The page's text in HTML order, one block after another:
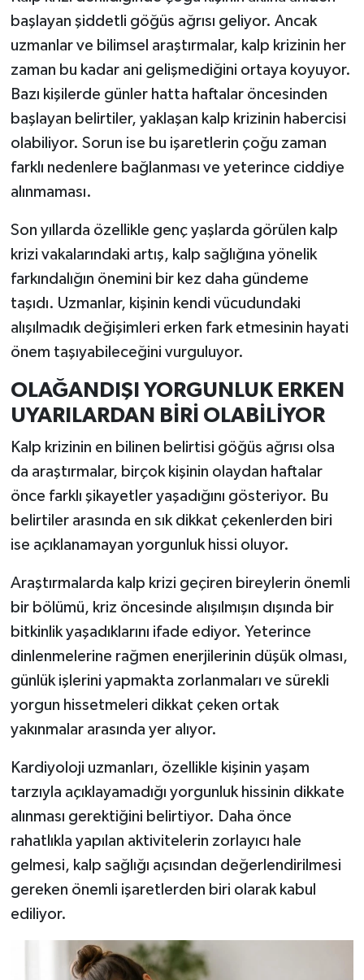
başlayan şiddetli göğüs ağrısı geliyor. Ancak
uzmanlar ve bilimsel araştırmalar, kalp krizinin her
zaman bu kadar ani gelişmediğini ortaya koyuyor.
Bazı kişilerde günler hatta haftalar öncesinden
başlayan belirtiler, yaklaşan kalp krizinin habercisi
olabiliyor. Sorun ise bu işaretlerin çoğu zaman
farklı nedenlere bağlanması ve yeterince ciddiye
alınmaması.
Son yıllarda özellikle genç yaşlarda görülen kalp
krizi vakalarındaki artış, kalp sağlığına yönelik
farkındalığın önemini bir kez daha gündeme
taşıdı. Uzmanlar, kişinin kendi vücudundaki
alışılmadık değişimleri erken fark etmesinin hayati
önem taşıyabileceğini vurguluyor.
OLAĞANDIŞI YORGUNLUK ERKEN
UYARILARDAN BİRİ OLABİLİYOR
Kalp krizinin en bilinen belirtisi göğüs ağrısı olsa
da araştırmalar, birçok kişinin olaydan haftalar
önce farklı şikayetler yaşadığını gösteriyor. Bu
belirtiler arasında en sık dikkat çekenlerden biri
ise açıklanamayan yorgunluk hissi oluyor.
Araştırmalarda kalp krizi geçiren bireylerin önemli
bir bölümü, kriz öncesinde alışılmışın dışında bir
bitkinlik yaşadıklarını ifade ediyor. Yeterince
dinlenmelerine rağmen enerjilerinin düşük olması,
günlük işlerini yapmakta zorlanmaları ve sürekli
yorgun hissetmeleri dikkat çeken ortak
yakınmalar arasında yer alıyor.
Kardiyoloji uzmanları, özellikle kişinin yaşam
tarzıyla açıklayamadığı yorgunluk hissinin dikkate
alınması gerektiğini belirtiyor. Daha önce
rahatlıkla yapılan aktivitelerin zorlayıcı hale
gelmesi, kalp sağlığı açısından değerlendirilmesi
gereken önemli işaretlerden biri olarak kabul
ediliyor.
Hisarcık
Köşe Yazıları
Kültür Sanat
Magazin
Otomobil
Pazarlar
Resmi İlan
Rüya Tabirleri
Sağlık
Şaphane
Simav
Spor
Tavşanlı
Türkiye
Video Galeri
Yaşam
Yemek Tarifleri